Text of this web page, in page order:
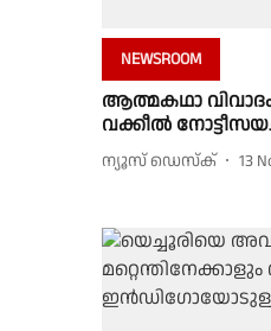
NEWSROOM
ആത്മകഥാ
വക്കീൽ
ന്യൂസ് ഡെസ്ക് 13